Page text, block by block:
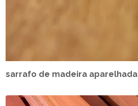
sarrafo de madeira aparelhada